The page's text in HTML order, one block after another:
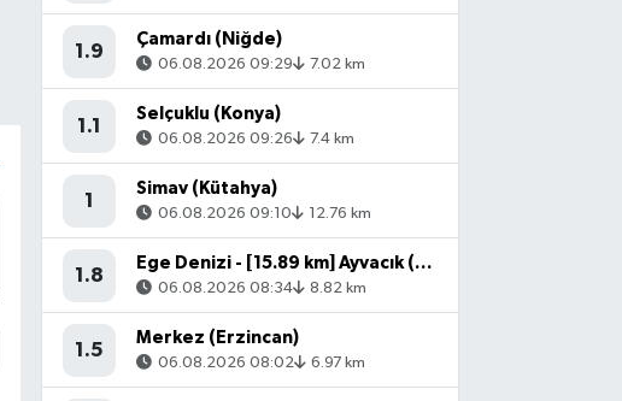
1.9
Çamardı (Niğde)
06.08.2026 09:29 7.02 km
1.1
Selçuklu (Konya)
06.08.2026 09:26 7.4 km
1
Simav (Kütahya)
06.08.2026 09:10 12.76 km
1.8
Ege Denizi - [15.89 km] Ayvacık (Çanakkale)
06.08.2026 08:34 8.82 km
1.5
Merkez (Erzincan)
06.08.2026 08:02 6.97 km